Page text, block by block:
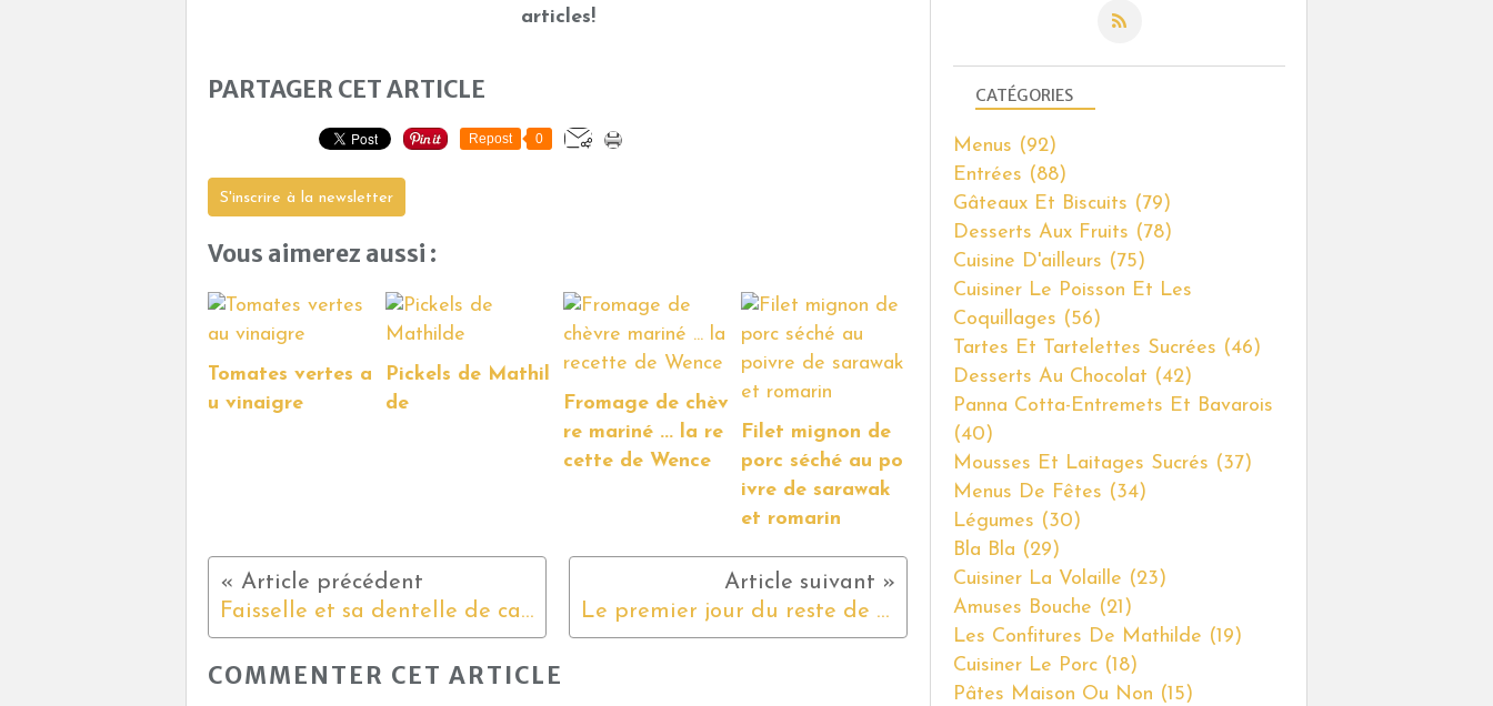
articles!
PARTAGER CET ARTICLE
Repost 0
S'inscrire à la newsletter
Vous aimerez aussi :
Tomates vertes a
u vinaigre
Pickels de Mathil
de
Fromage de chèv
re mariné ... la re
cette de Wence
Filet mignon de
porc séché au po
ivre de sarawak
et romarin
Faisselle et sa dentelle de caramel au beurre salé Le premier jour du reste de ma vie !
COMMENTER CET ARTICLE
CATÉGORIES
Menus (92)
Entrées (88)
Gâteaux Et Biscuits (79)
Desserts Aux Fruits (78)
Cuisine D'ailleurs (75)
Cuisiner Le Poisson Et Les
Coquillages (56)
Tartes Et Tartelettes Sucrées (46)
Desserts Au Chocolat (42)
Panna Cotta-Entremets Et Bavarois
(40)
Mousses Et Laitages Sucrés (37)
Menus De Fêtes (34)
Légumes (30)
Bla Bla (29)
Cuisiner La Volaille (23)
Amuses Bouche (21)
Les Confitures De Mathilde (19)
Cuisiner Le Porc (18)
Pâtes Maison Ou Non (15)